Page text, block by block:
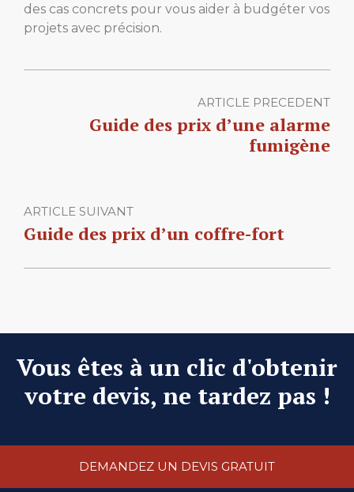
des cas concrets pour vous aider à budgéter vos
projets avec précision.
ARTICLE PRECEDENT
Guide des prix d’une alarme
fumigène
ARTICLE SUIVANT
Guide des prix d’un coffre-fort
Vous êtes à un clic d'obtenir
votre devis, ne tardez pas !
DEMANDEZ UN DEVIS GRATUIT